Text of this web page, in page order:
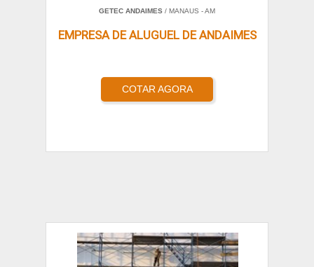
GETEC ANDAIMES / MANAUS - AM
EMPRESA DE ALUGUEL DE ANDAIMES
COTAR AGORA